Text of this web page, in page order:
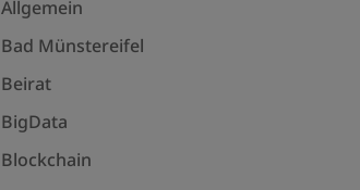
Allgemein
Bad Münstereifel
Beirat
BigData
Blockchain